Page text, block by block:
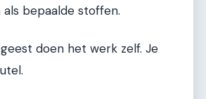
bepaalde stoffen.
doen het werk zelf. Je